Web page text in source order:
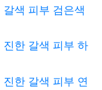
색 피부 검은색
한 갈색 피부 하
한 갈색 피부 연